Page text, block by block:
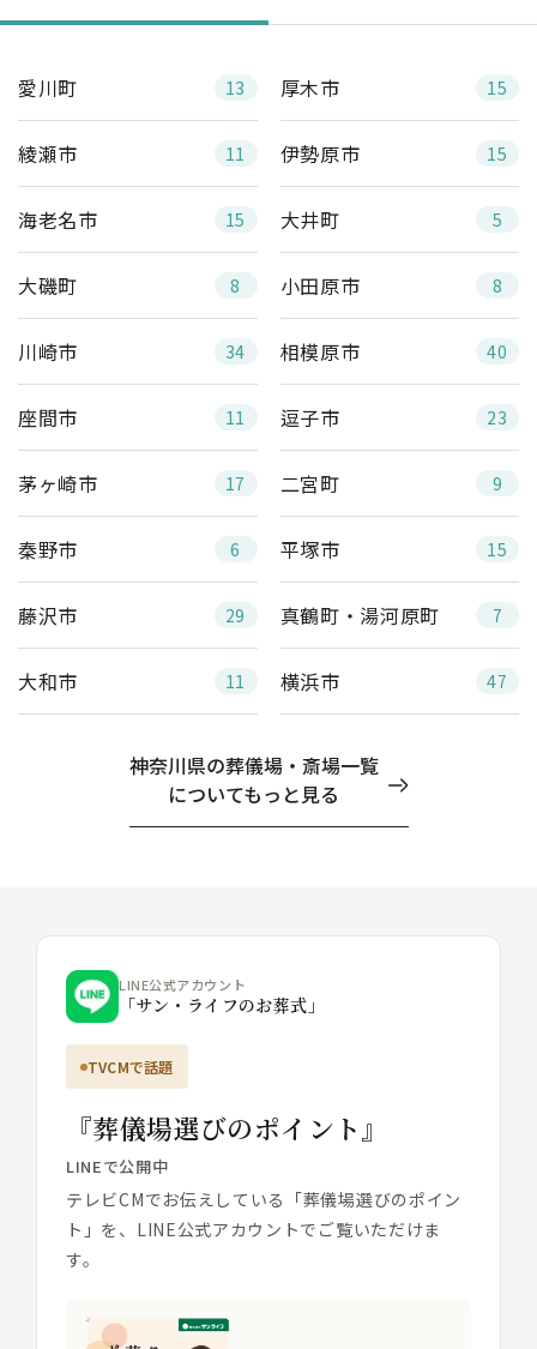
愛川町 13 厚木市 15
綾瀬市 11 伊勢原市 15
海老名市 15 大井町 5
大磯町 8 小田原市 8
川崎市 34 相模原市 40
座間市 11 逗子市 23
茅ヶ崎市 17 二宮町 9
秦野市 6 平塚市 15
藤沢市 29 真鶴町・湯河原町 7
大和市 11 横浜市 47
神奈川県の葬儀場・斎場一覧
についてもっと見る
LINE公式アカウント
「サン・ライフのお葬式」
TVCMで話題
『葬儀場選びのポイント』
LINEで公開中
テレビCMでお伝えしている「葬儀場選びのポイン
ト」を、LINE公式アカウントでご覧いただけま
す。